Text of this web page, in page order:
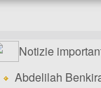
Notizie
Abdelilah